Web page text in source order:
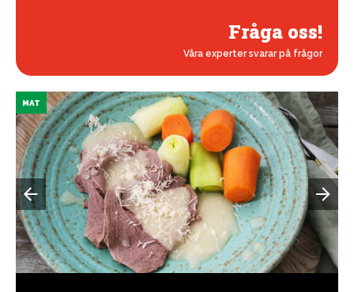
Fråga oss!
Våra experter svarar på frågor
MAT